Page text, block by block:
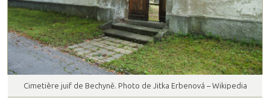
Cimetière juif de Bechyně. Photo de Jitka Erbenová – Wikipedia